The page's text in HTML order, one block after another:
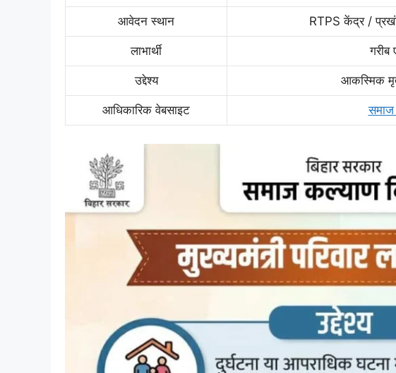
आवेदन स्थान RTPS केंद्र /
लाभार्थी गरीब
उद्देश्य आकस्मिक
आधिकारिक वेबसाइट समाज